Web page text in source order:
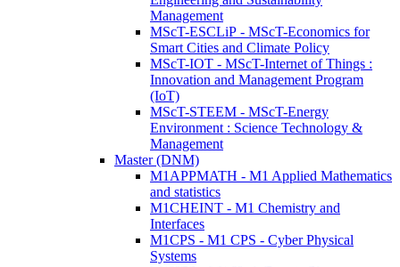
Management
MScT-ESCLiP - MScT-Economics for
Smart Cities and Climate Policy
MScT-IOT - MScT-Internet of Things :
Innovation and Management Program
(IoT)
MScT-STEEM - MScT-Energy
Environment : Science Technology &
Management
Master (DNM)
M1APPMATH - M1 Applied Mathematics
and statistics
M1CHEINT - M1 Chemistry and
Interfaces
M1CPS - M1 CPS - Cyber Physical
Systems